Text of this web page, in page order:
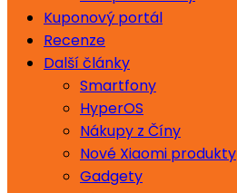
Kuponový portál
Recenze
Další články
Smartfony
HyperOS
Nákupy z Číny
Nové Xiaomi produkty
Gadgety